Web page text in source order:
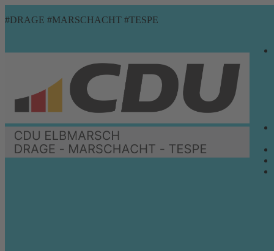
Inhalt
#DRAGE #MARSCHACHT #TESPE